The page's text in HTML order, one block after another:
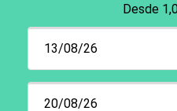
Desde